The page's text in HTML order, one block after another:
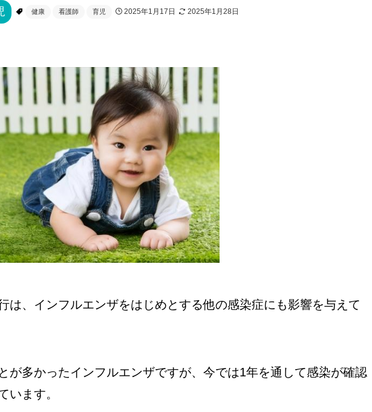
健康 看護師 育児 2025年1月17日 2025年1月28日
は、インフルエンザをはじめとする他の感染症にも影響を与えて
が多かったインフルエンザですが、今では1年を通して感染が確認
います。